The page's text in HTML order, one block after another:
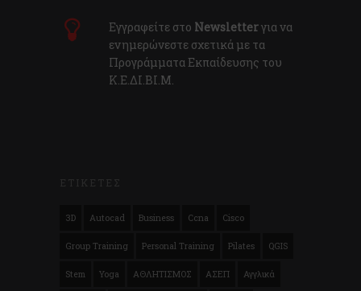
Εγγραφείτε στο Newsletterγια να
ενημερώνεστε σχετικά με τα
Προγράμματα Εκπαίδευσης του
Κ.E.ΔI.ΒI.Μ.
ΕΤΙΚΕΤΕΣ
3D Autocad Business Ccna Cisco
Group Training Personal Training Pilates QGIS
Stem Yoga ΑΘΛΗΤΙΣΜΟΣ ΑΣΕΠ Αγγλικά